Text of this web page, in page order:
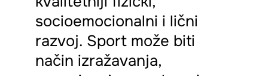
socioemocionalni i lični
razvoj. Sport može biti
način izražavanja,